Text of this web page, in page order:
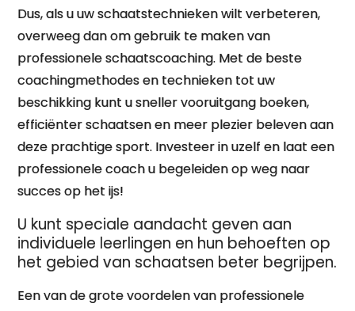
Dus, als u uw schaatstechnieken wilt verbeteren,
overweeg dan om gebruik te maken van
professionele schaatscoaching. Met de beste
coachingmethodes en technieken tot uw
beschikking kunt u sneller vooruitgang boeken,
efficiënter schaatsen en meer plezier beleven aan
deze prachtige sport. Investeer in uzelf en laat een
professionele coach u begeleiden op weg naar
succes op het ijs!
U kunt speciale aandacht geven aan
individuele leerlingen en hun behoeften op
het gebied van schaatsen beter begrijpen.
Een van de grote voordelen van professionele